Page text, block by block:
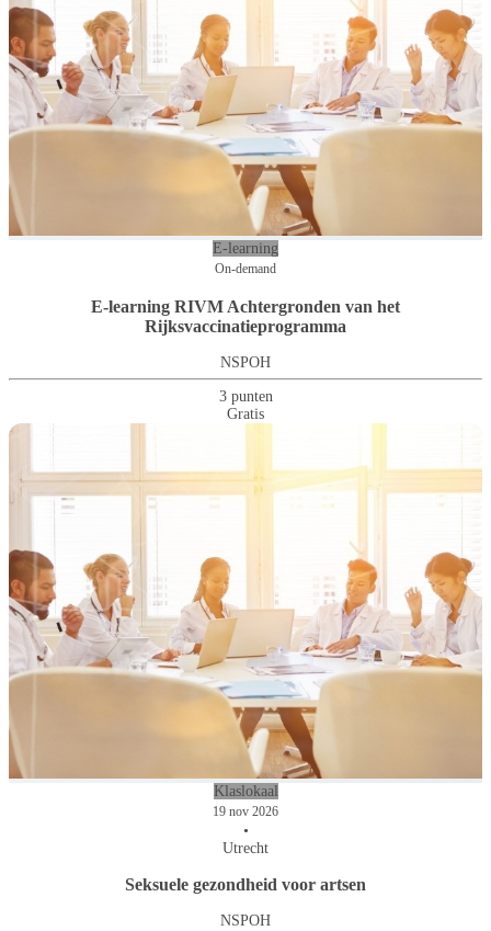
E-learning
On-demand
E-learning RIVM Achtergronden van het
Rijksvaccinatieprogramma
NSPOH
3 punten
Gratis
Klaslokaal
19 nov 2026
•
Utrecht
Seksuele gezondheid voor artsen
NSPOH